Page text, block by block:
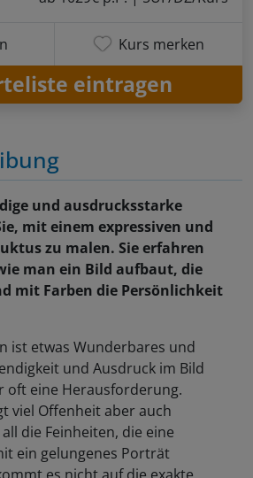
und ausdrucksstarke
mit einem expressiven und
zu malen. Sie erfahren
man ein Bild aufbaut, die
mit Farben die Persönlichkeit
ist etwas Wunderbares und
und Ausdruck im Bild
oft eine Herausforderung.
viel Offenheit aber auch
die Feinheiten, die eine
ein gelungenes Porträt
Kurs merken
eintragen